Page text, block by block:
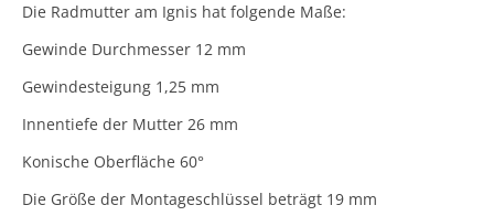
Die Radmutter am Ignis hat folgende Maße:
Gewinde Durchmesser 12 mm
Gewindesteigung 1,25 mm
Innentiefe der Mutter 26 mm
Konische Oberfläche 60°
Die Größe der Montageschlüssel beträgt 19 mm